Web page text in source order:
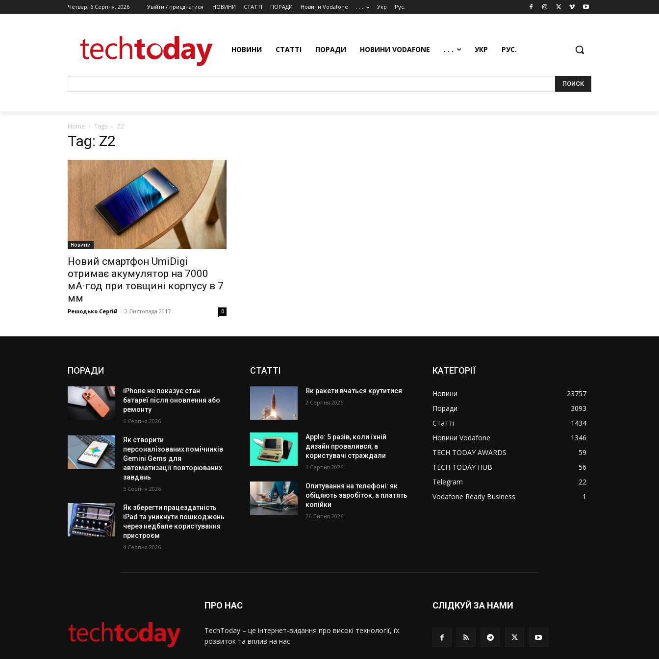
Четвер, 6 Серпня, 2026 Увійти / приєднатися НОВИНИ СТАТТІ ПОРАДИ Новини Vodafone . . . Укр Рус.
НОВИНИ СТАТТІ ПОРАДИ НОВИНИ VODAFONE . . . УКР РУС.
ПОИСК
Home Tags Z2
Tag: Z2
Новини
Новий смартфон UmiDigi
отримає акумулятор на 7000
мА·год при товщині корпусу в 7
мм
Решодько Сергій - 2 Листопада 2017 0
ПОРАДИ
iPhone не показує стан
батареї після оновлення або
ремонту
6 Серпня 2026
Як створити
персоналізованих помічників
Gemini Gems для
автоматизації повторюваних
завдань
5 Серпня 2026
Як зберегти працездатність
iPad та уникнути пошкоджень
через недбале користування
пристроєм
4 Серпня 2026
СТАТТІ
Як ракети вчаться крутитися
2 Серпня 2026
Apple: 5 разів, коли їхній
дизайн провалився, а
користувачі страждали
1 Серпня 2026
Опитування на телефоні: як
обіцяють заробіток, а платять
копійки
26 Липня 2026
КАТЕГОРІЇ
Новини
23757
Поради
3093
Статті
1434
Новини Vodafone
1346
TECH TODAY AWARDS
59
TECH TODAY HUB
56
Telegram
22
Vodafone Ready Business
1
ПРО НАС
TechToday – це інтернет-видання про високі технології, їх
розвиток та вплив на нас
СЛІДКУЙ ЗА НАМИ